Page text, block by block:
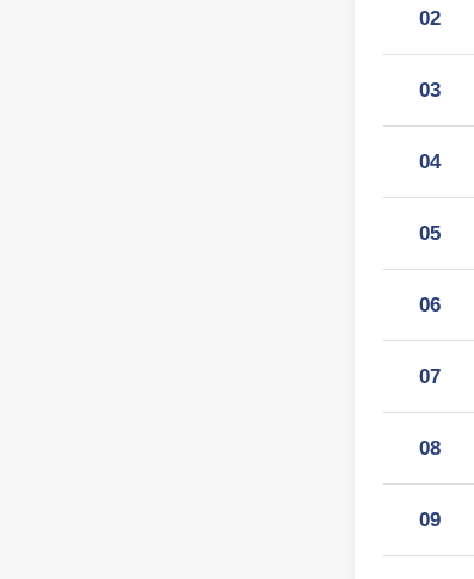
02
03
04
05
06
07
08
09